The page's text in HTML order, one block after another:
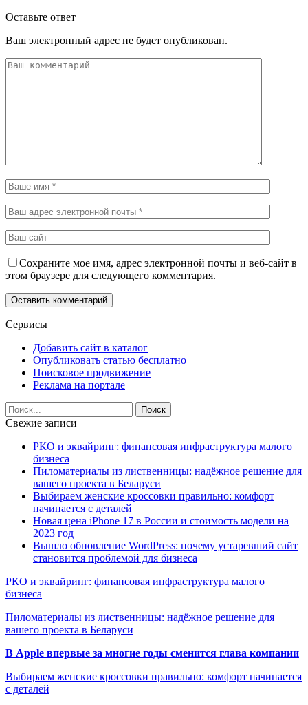
Оставьте ответ
Ваш электронный адрес не будет опубликован.
Сохраните мое имя, адрес электронной почты и веб-сайт в
этом браузере для следующего комментария.
Сервисы
Добавить сайт в каталог
Опубликовать статью бесплатно
Поисковое продвижение
Реклама на портале
Свежие записи
РКО и эквайринг: финансовая инфраструктура малого
бизнеса
Пиломатериалы из лиственницы: надёжное решение для
вашего проекта в Беларуси
Выбираем женские кроссовки правильно: комфорт
начинается с деталей
Новая цена iPhone 17 в России и стоимость модели на
2023 год
Вышло обновление WordPress: почему устаревший сайт
становится проблемой для бизнеса
РКО и эквайринг: финансовая инфраструктура малого
бизнеса
Пиломатериалы из лиственницы: надёжное решение для
вашего проекта в Беларуси
В Apple впервые за многие годы сменится глава компании
Выбираем женские кроссовки правильно: комфорт начинается
с деталей